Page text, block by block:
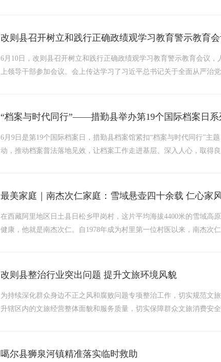
改则县召开树立和践行正确政绩观学习教育警示教育会
6月10日，改则县召开树立和践行正确政绩观学习教育警示教育会议
上领导干部参加会议。会上传达学习了习近平总书记关于全面从严
“档案与时代同行”——措勤县举办第19个国际档案日系
6月9日是第19个国际档案日，措勤县档案馆紧扣“档案与时代同行”主
动，推动档案普法落地见效，让档案工作走进基层、深入人心，取得
最美家庭｜南杰次仁家庭：雪域悬壶四十余载 仁心家
在西藏阿里地区日土县日松乡甲岗村，这片平均海拔4400米的雪域高
健康，他就是南杰次仁。自1978年成为村里第一位村医以来，南杰次
改则县整治行业突出问题 提升文旅环境风貌
为持续深化群众身边不正之风和腐败问题专项整治工作，切实规范文
升辖区内的文旅经营整体面貌和服务质量，切实保障群众文旅消费安
噶尔县狮泉河镇精准落实临时救助